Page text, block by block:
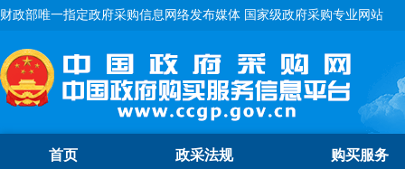
财政部唯一指定政府采购信息网络发布媒体 国家级政府采购专业网站
首页 政采法规 购买服务